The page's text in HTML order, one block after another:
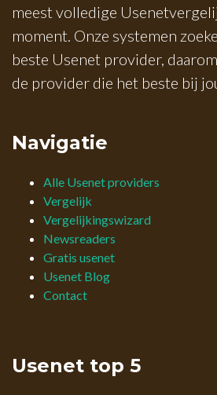
meest volledige
moment. Onze systemen
beste Usenet provider,
de provider die het beste bij
Navigatie
Alle Usenet providers
Vergelijk
Vergelijkingswizard
Newsreaders
Gratis usenet
Usenet Blog
Contact
Usenet top 5